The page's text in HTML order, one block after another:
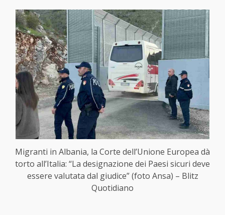
Migranti in Albania, la Corte dell’Unione Europea dà
torto all’Italia: “La designazione dei Paesi sicuri deve
essere valutata dal giudice” (foto Ansa) – Blitz
Quotidiano